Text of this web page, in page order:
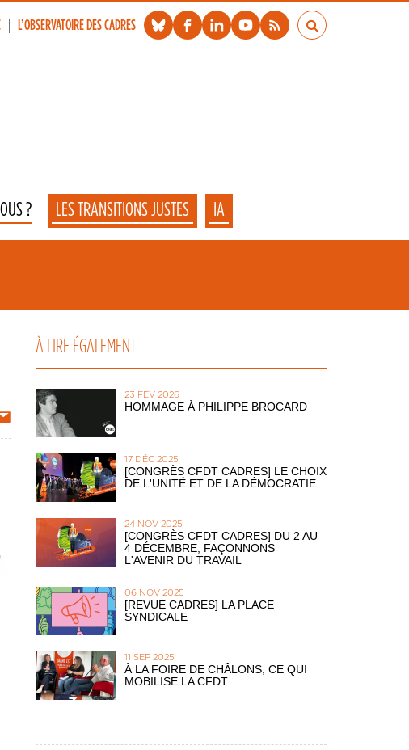
L’OBSERVATOIRE DES CADRES
? LES TRANSITIONS JUSTES IA
À LIRE ÉGALEMENT
23 FÉV 2026
HOMMAGE À PHILIPPE BROCARD
17 DÉC 2025
[CONGRÈS CFDT CADRES] LE CHOIX
DE L'UNITÉ ET DE LA DÉMOCRATIE
24 NOV 2025
[CONGRÈS CFDT CADRES] DU 2 AU
4 DÉCEMBRE, FAÇONNONS
L'AVENIR DU TRAVAIL
06 NOV 2025
[REVUE CADRES] LA PLACE
SYNDICALE
11 SEP 2025
À LA FOIRE DE CHÂLONS, CE QUI
MOBILISE LA CFDT